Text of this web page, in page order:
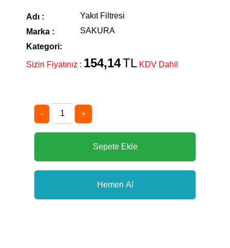
Adı :
Yakıt Filtresi
Marka :
SAKURA
Kategori:
Sizin Fiyatınız : 154,14TL KDV Dahil
- +